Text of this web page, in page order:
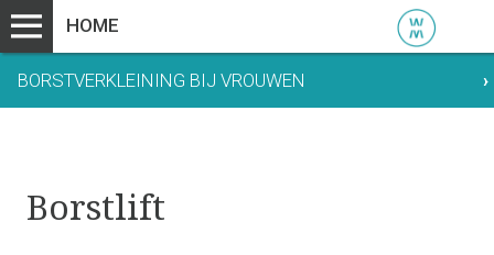
HOME
BORSTVERKLEINING BIJ VROUWEN ›
Borstlift